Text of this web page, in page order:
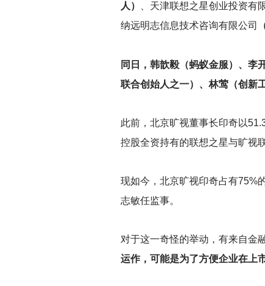
人）
、天津联想之星创业投资
纳远明志信息技术咨询有限公司
同日，韩歆毅（蚂蚁金服）、李
联合创始人之一）、林莺（创新
此前，北京旷视董事长印奇以
控股全资持有的联想之星与旷视
现如今，北京旷视印奇占有75%
志敏任监事。
对于这一奇怪的举动，有来自金
运作，可能是为了方便企业在上